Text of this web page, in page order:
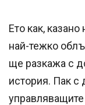
Ето как, казано
най-тежко
ще разкажа с
история. Пак с